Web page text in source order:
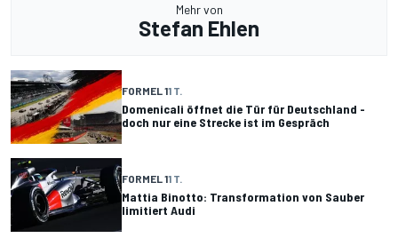
Mehr von
Stefan Ehlen
FORMEL 11 T.
Domenicali öffnet die Tür für Deutschland -
doch nur eine Strecke ist im Gespräch
FORMEL 11 T.
Mattia Binotto: Transformation von Sauber
limitiert Audi